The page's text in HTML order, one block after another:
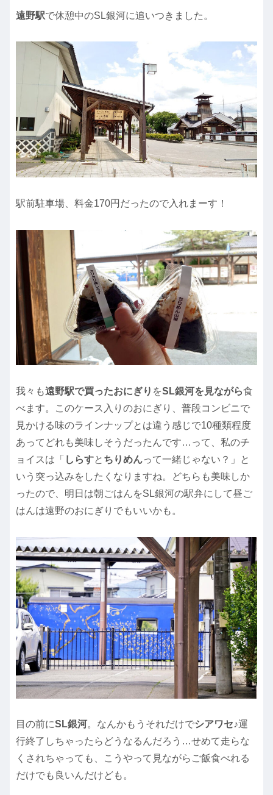
遠野駅で休憩中のSL銀河に追いつきました。
駅前駐車場、料金170円だったので入れまーす！
我々も遠野駅で買ったおにぎり をSL銀河を見ながら食
べます。このケース入りのおにぎり、普段コンビニで
見かける味のラインナップとは違う感じで10種類程度
あってどれも美味しそうだったんです…って、私のチ
ョイスは「 しらすと ちりめんって一緒じゃない？」と
いう突っ込みをしたくなりますね。どちらも美味しか
ったので、明日は朝ごはんをSL銀河の駅弁にして昼ご
はんは遠野のおにぎりでもいいかも。
目の前にSL銀河。なんかもうそれだけでシアワセ♪運
行終了しちゃったらどうなるんだろう…せめて走らな
くされちゃっても、こうやって見ながらご飯食べれる
だけでも良いんだけども。